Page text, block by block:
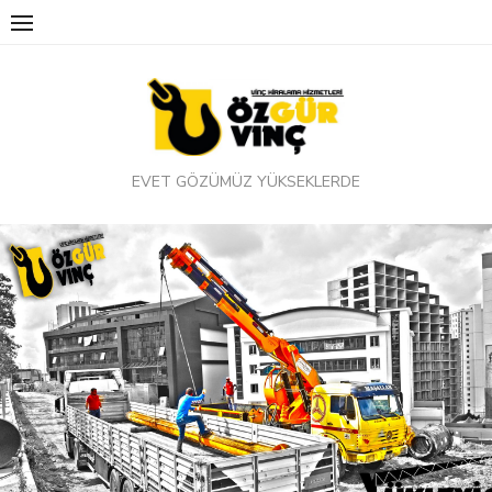
Skip
EVET GÖZÜMÜZ YÜKSEKLERDE